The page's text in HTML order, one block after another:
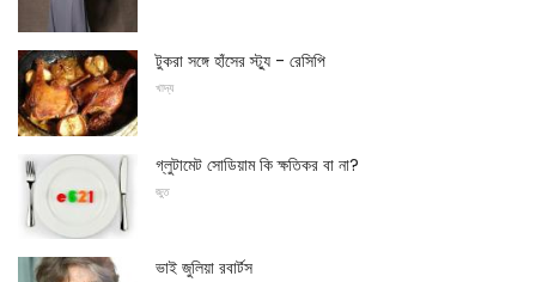
টুকরা সঙ্গে হাঁসের স্ট্যু - রেসিপি
খাদ্য
গ্লুটামেট সোডিয়াম কি ক্ষতিকর বা না?
জুত
ভাই জুলিয়া রবার্টস